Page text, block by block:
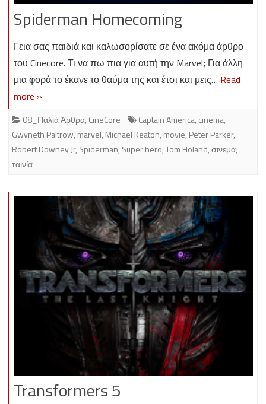
Spiderman Homecoming
Γεια σας παιδιά και καλωσορίσατε σε ένα ακόμα άρθρο
του Cinecore. Τι να πω πια για αυτή την Marvel; Για άλλη
μια φορά το έκανε το θαύμα της και έτσι και μεις… Read
more »
08_Παλιά Άρθρα, CineCore Captain America, cinema,
Gwyneth Paltrow, marvel, Michael Keaton, movie, Peter Parker,
Robert Downey Jr, Spiderman, Super hero,Tom Holand,σινεμά,
ταινία
Transformers 5